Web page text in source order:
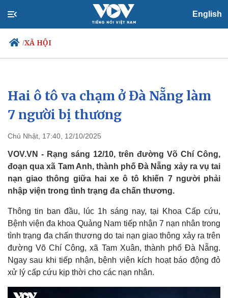
English
/XÃ HỘI
Chính trị
Đảng
Tổ chức nhân sự
Nhận diện sự thật
Xã hội
Việc làm
Biển đảo
Hai ô tô va chạm ở Đà Nẵng làm
7 người bị thương
Chủ Nhật, 17:40, 12/10/2025
VOV.VN - Rạng sáng 12/10, trên đường Võ Chí Công,
đoạn qua xã Tam Anh, thành phố Đà Nẵng xảy ra vụ tai
nạn giao thông giữa hai xe ô tô khiến 7 người phải
nhập viện trong tình trạng đa chấn thương.
Thông tin ban đầu, lúc 1h sáng nay, tại Khoa Cấp cứu,
Bệnh viện đa khoa Quảng Nam tiếp nhận 7 nạn nhân trong
tình trạng đa chấn thương do tai nạn giao thông xảy ra trên
đường Võ Chí Công, xã Tam Xuân, thành phố Đà Nẵng.
Ngay sau khi tiếp nhận, bệnh viện kích hoạt báo động đỏ
xử lý cấp cứu kịp thời cho các nạn nhân.